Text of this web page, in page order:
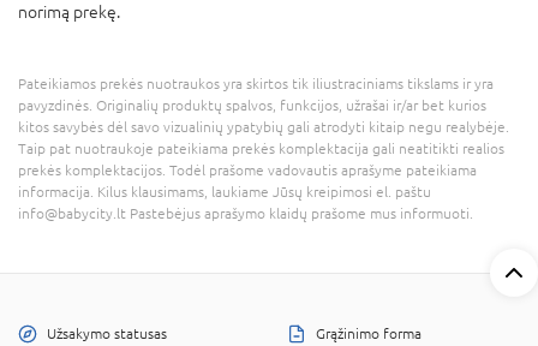
norimą prekę.
Pateikiamos prekės nuotraukos yra skirtos tik iliustraciniams tikslams ir yra
pavyzdinės. Originalių produktų spalvos, funkcijos, užrašai ir/ar bet kurios
kitos savybės dėl savo vizualinių ypatybių gali atrodyti kitaip negu realybėje.
Taip pat nuotraukoje pateikiama prekės komplektacija gali neatitikti realios
prekės komplektacijos. Todėl prašome vadovautis aprašyme pateikiama
informacija. Kilus klausimams, laukiame Jūsų kreipimosi el. paštu
info@babycity.lt Pastebėjus aprašymo klaidų prašome mus informuoti.
Užsakymo statusas Grąžinimo forma